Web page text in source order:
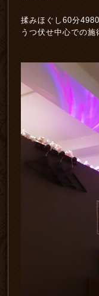
揉みほぐし60分
うつ伏せ中心での施